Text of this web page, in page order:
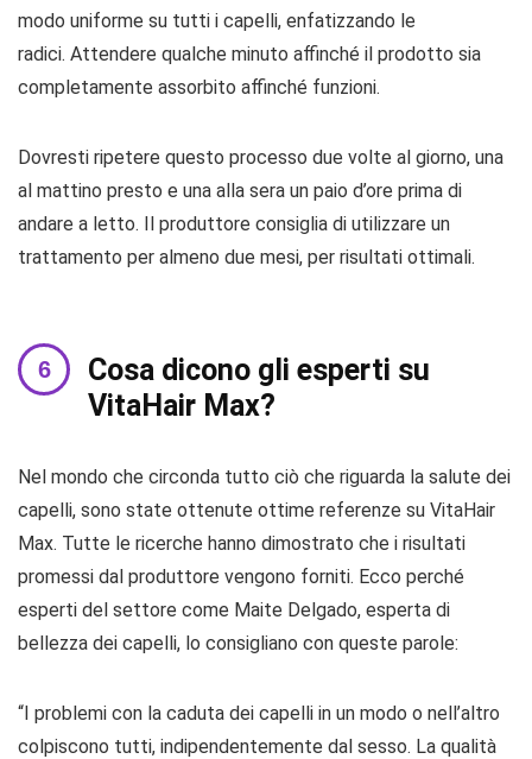
modo uniforme su tutti i capelli, enfatizzando le
radici. Attendere qualche minuto affinché il prodotto sia
completamente assorbito affinché funzioni.
Dovresti ripetere questo processo due volte al giorno, una
al mattino presto e una alla sera un paio d’ore prima di
andare a letto. Il produttore consiglia di utilizzare un
trattamento per almeno due mesi, per risultati ottimali.
Cosa dicono gli esperti su
VitaHair Max?
Nel mondo che circonda tutto ciò che riguarda la salute dei
capelli, sono state ottenute ottime referenze su VitaHair
Max. Tutte le ricerche hanno dimostrato che i risultati
promessi dal produttore vengono forniti. Ecco perché
esperti del settore come Maite Delgado, esperta di
bellezza dei capelli, lo consigliano con queste parole:
“I problemi con la caduta dei capelli in un modo o nell’altro
colpiscono tutti, indipendentemente dal sesso. La qualità